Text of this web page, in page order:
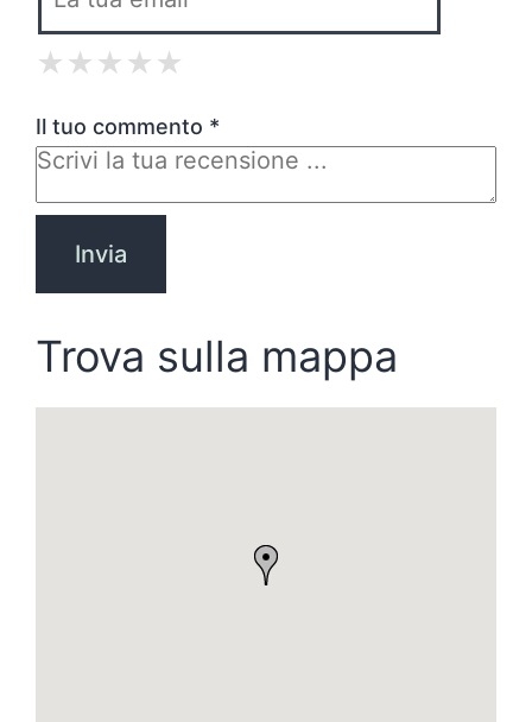
★
★ ★
★ ★ ★
★ ★ ★ ★
★ ★ ★ ★ ★
Il tuo commento *
Trova sulla mappa